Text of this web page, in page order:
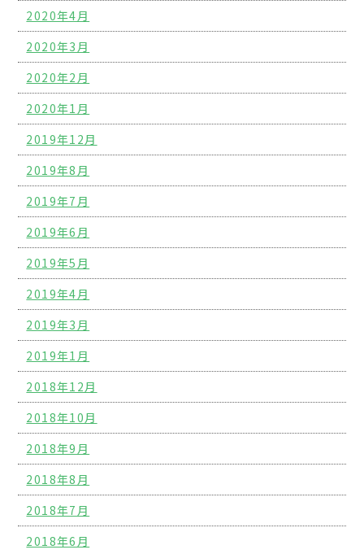
2020年4月
2020年3月
2020年2月
2020年1月
2019年12月
2019年8月
2019年7月
2019年6月
2019年5月
2019年4月
2019年3月
2019年1月
2018年12月
2018年10月
2018年9月
2018年8月
2018年7月
2018年6月